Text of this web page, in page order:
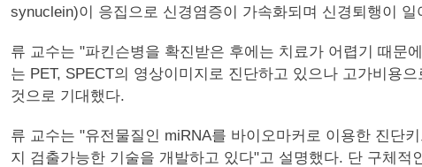
synuclein)이 응집으로 신경염증이 가속화되며 신경퇴행이 일
류 교수는 "파킨슨병을 확진받은 후에는 치료가 어렵기 때문
는 PET, SPECT의 영상이미지로 진단하고 있으나 고가비용
것으로 기대했다.
류 교수는 "유전물질인 miRNA를 바이오마커로 이용한 진단
지 검출가능한 기술을 개발하고 있다"고 설명했다. 단 구체적